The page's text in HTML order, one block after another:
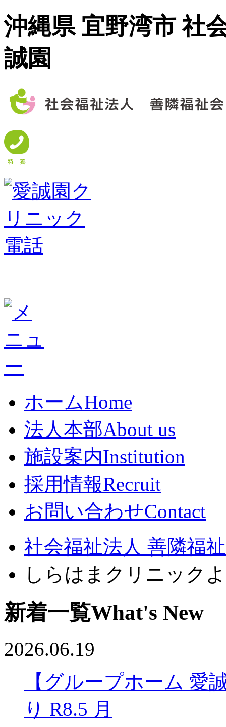
沖縄県 宜野湾市 社
誠園
ホームHome
法人本部About us
施設案内Institution
採用情報Recruit
お問い合わせContact
社会福祉法人 善隣福
しらはまクリニック
新着一覧What's New
2026.06.19
【グループホーム 愛
り R8.5 月